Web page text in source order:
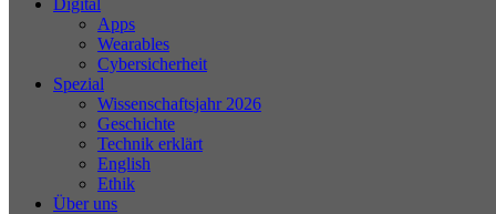
Apps
Wearables
Cybersicherheit
Spezial
Wissenschaftsjahr 2026
Geschichte
Technik erklärt
English
Ethik
Über uns